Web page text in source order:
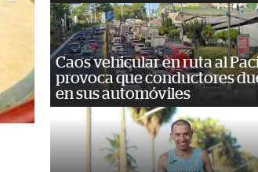
Caos vehicular en ruta al
provoca que conductores
en sus automóviles